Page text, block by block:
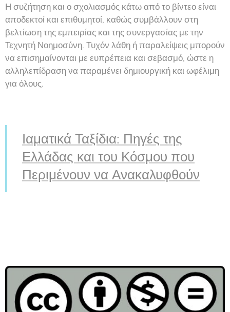
Η συζήτηση και ο σχολιασμός κάτω από το βίντεο είναι
αποδεκτοί και επιθυμητοί, καθώς συμβάλλουν στη
βελτίωση της εμπειρίας και της συνεργασίας με την
Τεχνητή Νοημοσύνη. Τυχόν λάθη ή παραλείψεις μπορούν
να επισημαίνονται με ευπρέπεια και σεβασμό, ώστε η
αλληλεπίδραση να παραμένει δημιουργική και ωφέλιμη
για όλους.
Ιαματικά Ταξίδια: Πηγές της
Ελλάδας και του Κόσμου που
Περιμένουν να Ανακαλυφθούν